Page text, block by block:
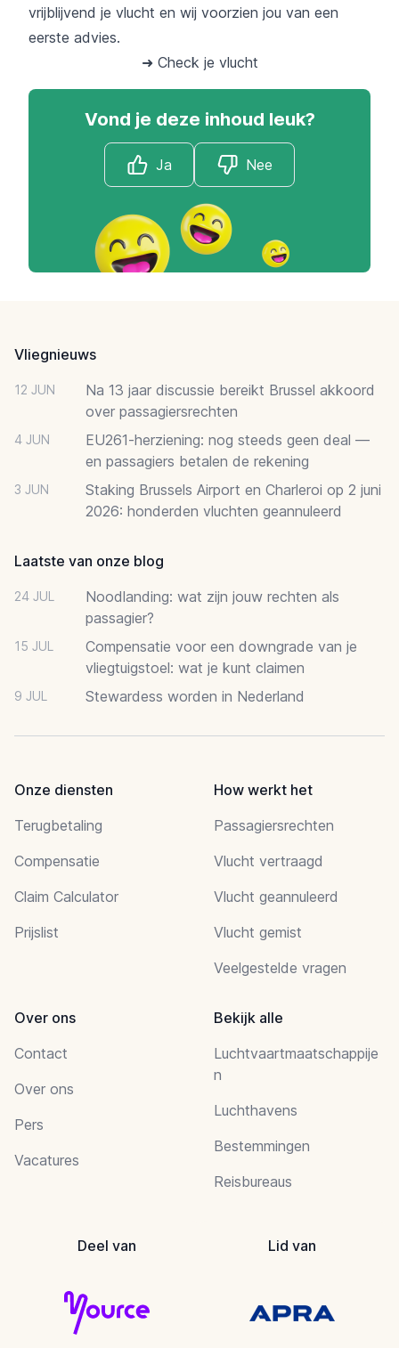
vrijblijvend je vlucht en wij voorzien jou van een
eerste advies.
➜ Check je vlucht
Vond je deze inhoud leuk?
Ja Nee
Vliegnieuws
12 JUN
Na 13 jaar discussie bereikt Brussel akkoord
over passagiersrechten
4 JUN
EU261-herziening: nog steeds geen deal —
en passagiers betalen de rekening
3 JUN
Staking Brussels Airport en Charleroi op 2 juni
2026: honderden vluchten geannuleerd
Laatste van onze blog
24 JUL
Noodlanding: wat zijn jouw rechten als
passagier?
15 JUL
Compensatie voor een downgrade van je
vliegtuigstoel: wat je kunt claimen
9 JUL Stewardess worden in Nederland
Onze diensten
Terugbetaling
Compensatie
Claim Calculator
Prijslist
How werkt het
Passagiersrechten
Vlucht vertraagd
Vlucht geannuleerd
Vlucht gemist
Veelgestelde vragen
Over ons
Contact
Over ons
Pers
Vacatures
Bekijk alle
Luchtvaartmaatschappije
n
Luchthavens
Bestemmingen
Reisbureaus
Deel van Lid van